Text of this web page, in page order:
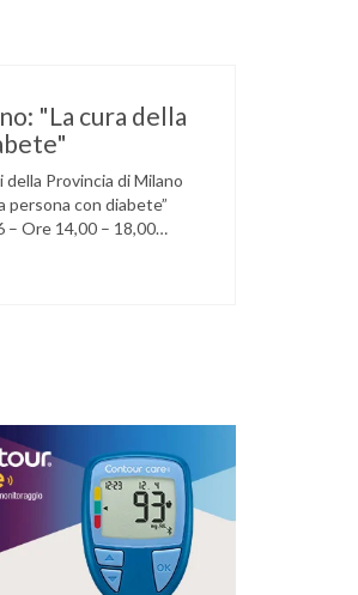
"La cura della
della Provincia di Milano
persona con diabete”
– Ore 14,00 – 18,00